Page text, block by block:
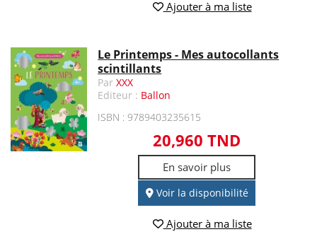
Ajouter à ma liste
Le Printemps - Mes autocollants
scintillants
ParXXX
Editeur : Ballon
ISBN : 9789403235615
20,960 TND
En savoir plus
Voir la disponibilité
Ajouter à ma liste